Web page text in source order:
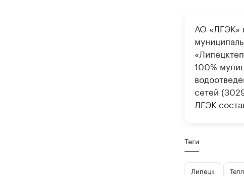
АО «ЛГЭК»
100%
сетей
ЛГЭК
Теги
Липецк